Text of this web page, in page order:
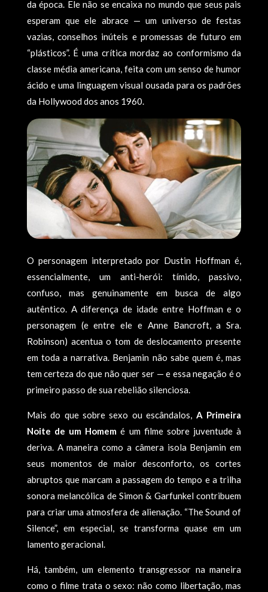
da época. Ele não se encaixa no mundo que seus pais
esperam que ele abrace — um universo de festas
vazias, conselhos inúteis e promessas de futuro em
“plásticos”. É uma crítica mordaz ao conformismo da
classe média americana, feita com um senso de humor
ácido e uma linguagem visual ousada para os padrões
da Hollywood dos anos 1960.
O personagem interpretado por Dustin Hoffman é,
essencialmente, um anti-herói: tímido, passivo,
confuso, mas genuinamente em busca de algo
autêntico. A diferença de idade entre Hoffman e o
personagem (e entre ele e Anne Bancroft, a Sra.
Robinson) acentua o tom de deslocamento presente
em toda a narrativa. Benjamin não sabe quem é, mas
tem certeza do que não quer ser — e essa negação é o
primeiro passo de sua rebelião silenciosa.
Mais do que sobre sexo ou escândalos, A Primeira
Noite de um Homem é um filme sobre juventude à
deriva. A maneira como a câmera isola Benjamin em
seus momentos de maior desconforto, os cortes
abruptos que marcam a passagem do tempo e a trilha
sonora melancólica de Simon & Garfunkel contribuem
para criar uma atmosfera de alienação. “The Sound of
Silence”, em especial, se transforma quase em um
lamento geracional.
Há, também, um elemento transgressor na maneira
como o filme trata o sexo: não como libertação, mas